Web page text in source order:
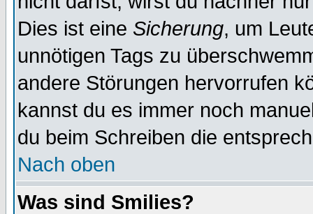
Dies ist eine Sicherung, um
unnötigen Tags zu
andere Störungen hervorrufen
kannst du es immer noch
du beim Schreiben die
Nach oben
Was sind Smilies?